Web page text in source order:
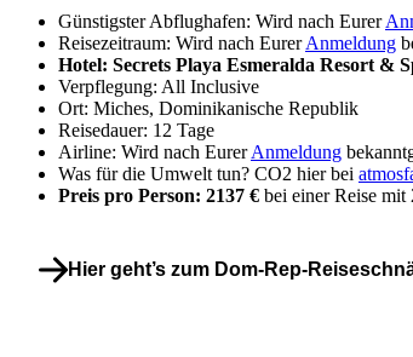
Günstigster Abflughafen: Wird nach Eurer
Reisezeitraum: Wird nach EurerAnmeldung
Hotel: Secrets Playa Esmeralda Resort &
Verpflegung: All Inclusive
Ort: Miches, Dominikanische Republik
Reisedauer: 12 Tage
Airline: Wird nach EurerAnmeldung
Was für die Umwelt tun? CO2 hier bei
Preis pro Person: 2137 € bei einer Reise mit
Hier geht’s zum Dom-Rep-